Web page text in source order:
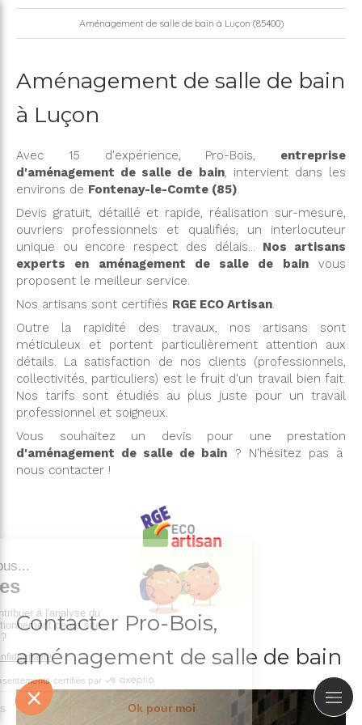
Aménagement de salle de bain à Luçon (85400)
Aménagement de salle de bain
à Luçon
Avec 15 d'expérience, Pro-Bois, entreprise
d'aménagement de salle de bain, intervient dans les
environs de Fontenay-le-Comte (85).
Devis gratuit, détaillé et rapide, réalisation sur-mesure,
ouvriers professionnels et qualifiés, un interlocuteur
unique ou encore respect des délais... Nos artisans
experts en aménagement de salle de bainvous
proposent le meilleur service.
Nos artisans sont certifiés RGE ECO Artisan.
Outre la rapidité des travaux, nos artisans sont
méticuleux et portent particulièrement attention aux
détails. La satisfaction de nos clients (professionnels,
collectivités, particuliers) est le fruit d'un travail bien fait.
Nos tarifs sont étudiés au plus juste pour un travail
professionnel et soigneux.
Vous souhaitez un devis pour une prestation
d'aménagement de salle de bain ? N'hésitez pas à
nous contacter !
Contacter Pro-Bois,
aménagement de salle de bain